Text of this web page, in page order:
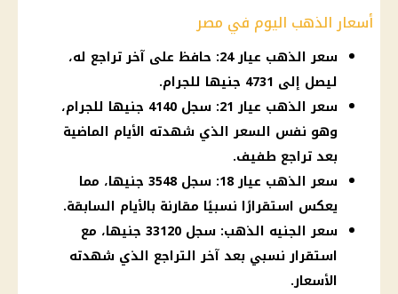
أسعار الذهب اليوم في مصر
سعر الذهب عيار 24: حافظ على آخر تراجع له،
ليصل إلى 4731 جنيها للجرام.
سعر الذهب عيار 21: سجل 4140 جنيها للجرام،
وهو نفس السعر الذي شهدته الأيام الماضية
بعد تراجع طفيف.
سعر الذهب عيار 18: سجل 3548 جنيها، مما
يعكس استقرارًا نسبيًا مقارنة بالأيام السابقة.
سعر الجنيه الذهب: سجل 33120 جنيها، مع
استقرار نسبي بعد آخر التراجع الذي شهدته
الأسعار.